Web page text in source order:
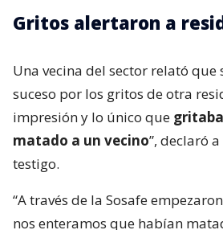
Gritos alertaron a
Una vecina del sector relató que
suceso por los gritos de otra
impresión y lo único que
matado a un vecino”, declaró a
testigo.
“A través de la Sosafe
nos enteramos que habían